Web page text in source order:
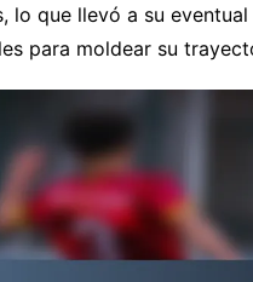
lo que llevó a su
para moldear su